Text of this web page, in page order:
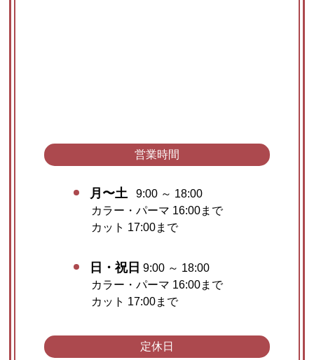
営業時間
月〜土 9:00 ～ 18:00
カラー・パーマ 16:00まで
カット 17:00まで
日・祝日 9:00 ～ 18:00
カラー・パーマ 16:00まで
カット 17:00まで
定休日